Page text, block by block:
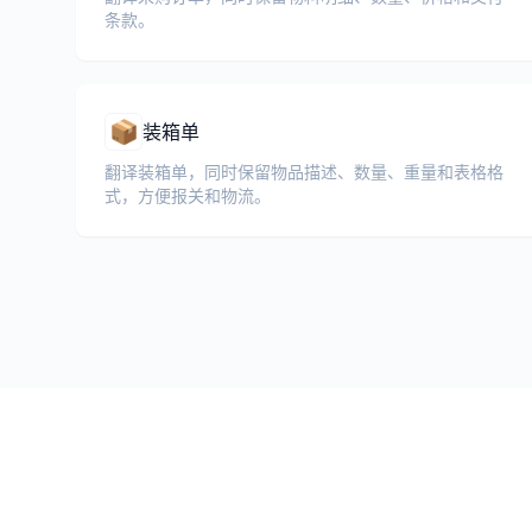
条款。
📦 装箱单
翻译装箱单，同时保留物品描述、数量、重量和表格格
式，方便报关和物流。